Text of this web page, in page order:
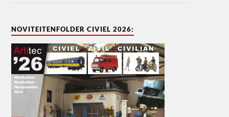
NOVITEITENFOLDER CIVIEL 2026: